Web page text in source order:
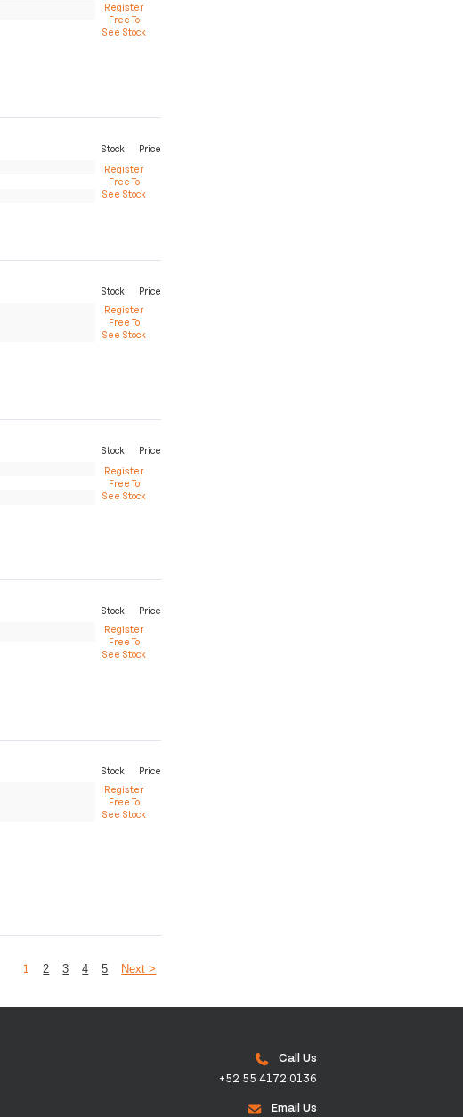
Register
Free To
See Stock
Stock
Price
Register
Free To
See Stock
Stock Price
Register
Free To
See Stock
Stock
Price
Register
Free To
See Stock
Stock
Price
Register
Free To
See Stock
Stock Price
Register
Free To
See Stock
1 2 3 4 5 Next >
Call Us
+52 55 4172 0136
Email Us